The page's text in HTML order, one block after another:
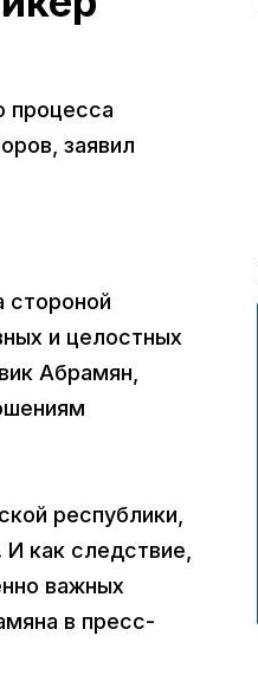
процесса
заявил
стороной
и целостных
Абрамян,
республики,
как следствие,
важных
в пресс-